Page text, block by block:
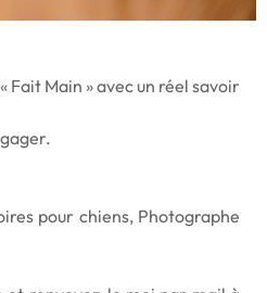
Fait Main » avec un réel savoir
pour chiens, Photographe